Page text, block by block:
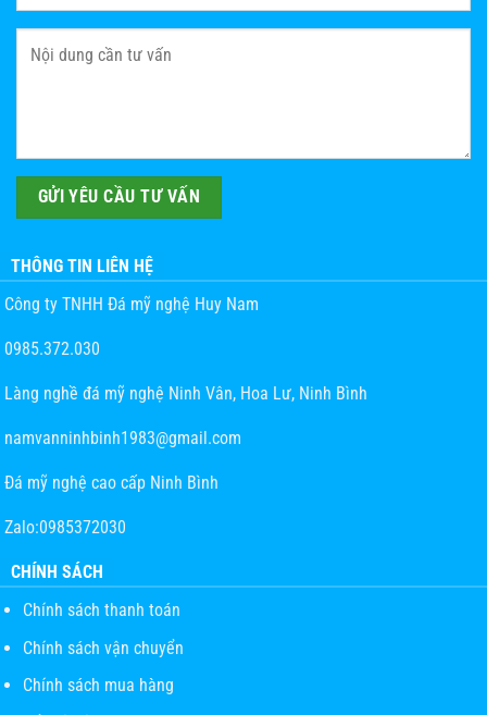
THÔNG TIN LIÊN HỆ
Công ty TNHH Đá mỹ nghệ Huy Nam
0985.372.030
Làng nghề đá mỹ nghệ Ninh Vân, Hoa Lư, Ninh Bình
namvanninhbinh1983@gmail.com
Đá mỹ nghệ cao cấp Ninh Bình
Zalo:0985372030
CHÍNH SÁCH
Chính sách thanh toán
Chính sách vận chuyển
Chính sách mua hàng